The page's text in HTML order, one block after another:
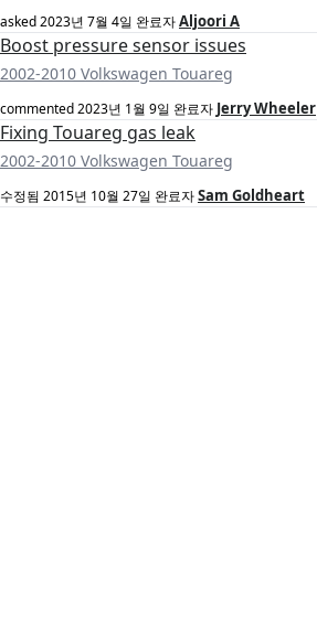
asked2023년 7월 4일 완료자Aljoori A
Boost pressure sensor issues
2002-2010 Volkswagen Touareg
commented2023년 1월 9일 완료자 Jerry Wheeler
Fixing Touareg gas leak
2002-2010 Volkswagen Touareg
수정됨 2015년 10월 27일 완료자Sam Goldheart